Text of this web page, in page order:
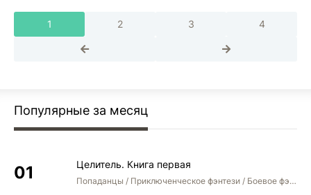
1 2 3 4
Популярные за месяц
Целитель. Книга первая
Попаданцы / Приключенческое фэнтези / Боевое фэнтези